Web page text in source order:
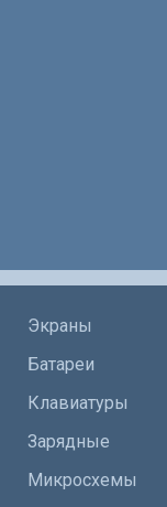
Экраны
Батареи
Клавиатуры
Зарядные
Микросхемы